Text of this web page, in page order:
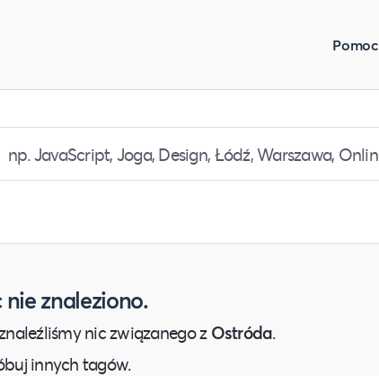
Pomoc
nie znaleziono.
nic związanego z Ostróda.
innych tagów.